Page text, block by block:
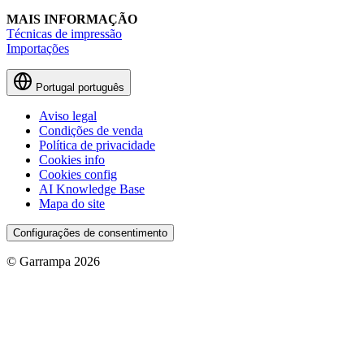
MAIS INFORMAÇÃO
Técnicas de impressão
Importações
Portugal português
Aviso legal
Condições de venda
Política de privacidade
Cookies info
Cookies config
AI Knowledge Base
Mapa do site
Configurações de consentimento
© Garrampa 2026